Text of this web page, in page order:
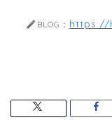
BLOG： https://